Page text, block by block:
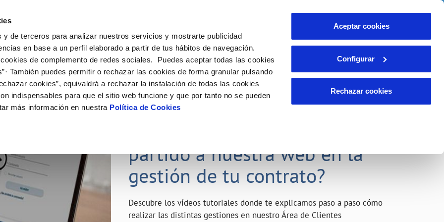
y de terceros para analizar nuestros servicios y mostrarte publicidad
en base a un perfil elaborado a partir de tus hábitos de navegación.
de complemento de redes sociales. Puedes aceptar todas las cookies
También puedes permitir o rechazar las cookies de forma granular pulsando
cookies”, equivaldrá a rechazar la instalación de todas las cookies
indispensables para que el sitio web funcione y que por tanto no se pueden
más información en nuestra Política de Cookies
Aceptar cookies
Configurar
Rechazar cookies
de titular
de suministro
MODIFICACIÓN DE DATOS
Actualizar datos bancarios
Actualizar datos de domicilio
INCIDENCIAS
Comunica anomalías o posibles
VER TODAS LAS GESTIONES
Tu Servicio
AL CLIENTE
contacto
de fuga interior
COMPROMISO DE SERVICIO
Carta de compromisos
Customer Counsel (Defensa del cliente)
Tu Agua
del agua
CUIDADOS DEL AGUA
Consejos de ahorro
Depósitos de reserva
Conócenos
DE GESTIÓN Y CERTIFICADOS
Nuestros compromisos
23 ABR 2020
partido a nuestra web en la
gestión de tu contrato?
Descubre los vídeos tutoriales donde te explicamos paso a paso cómo
realizar las distintas gestiones en nuestro Área de Clientes